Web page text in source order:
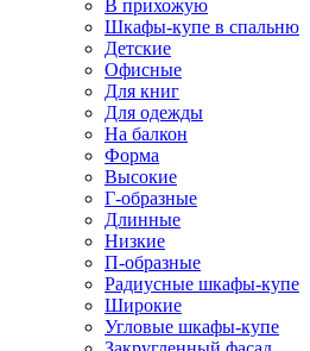
В прихожую
Шкафы-купе в спальню
Детские
Офисные
Для книг
Для одежды
На балкон
Форма
Высокие
Г-образные
Длинные
Низкие
П-образные
Радиусные шкафы-купе
Широкие
Угловые шкафы-купе